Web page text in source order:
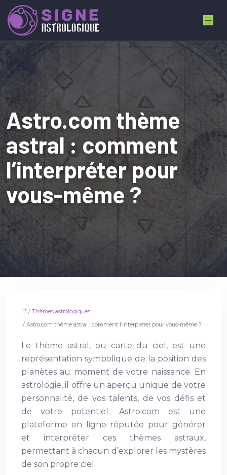
Astro.com thème
astral : comment
l’interpréter pour
vous-même ?
/ Thèmes astrologiques
/ Astro.com thème astral : comment l’interpréter pour vous-même ?
Le thème astral, ou carte du ciel, est une
représentation symbolique de la position des
planètes au moment de votre naissance. En
astrologie, il offre un aperçu unique de votre
personnalité, de vos talents, de vos défis et
de votre potentiel. Astro.com est une
plateforme en ligne réputée pour générer
et interpréter ces thèmes astraux,
permettant à chacun d’explorer les mystères
de son propre ciel.